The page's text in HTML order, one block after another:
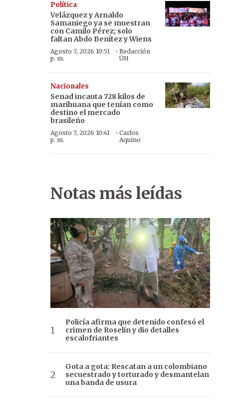
Política
Velázquez y Arnaldo
Samaniego ya se muestran
con Camilo Pérez; solo
faltan Abdo Benítez y Wiens
Agosto 7, 2026 10:51
p. m.
·Redacción
ÚH
Nacionales
Senad incauta 728 kilos de
marihuana que tenían como
destino el mercado
brasileño
Agosto 7, 2026 10:41
p. m.
· Carlos
Aquino
Notas más leídas
Policía afirma que detenido confesó el
crimen de Roselín y dio detalles
escalofriantes
Gota a gota: Rescatan a un colombiano
secuestrado y torturado y desmantelan
una banda de usura